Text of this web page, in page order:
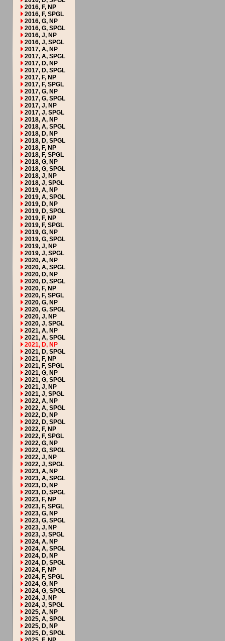
2016, F, NP
2016, F, SPGL
2016, G, NP
2016, G, SPGL
2016, J, NP
2016, J, SPGL
2017, A, NP
2017, A, SPGL
2017, D, NP
2017, D, SPGL
2017, F, NP
2017, F, SPGL
2017, G, NP
2017, G, SPGL
2017, J, NP
2017, J, SPGL
2018, A, NP
2018, A, SPGL
2018, D, NP
2018, D, SPGL
2018, F, NP
2018, F, SPGL
2018, G, NP
2018, G, SPGL
2018, J, NP
2018, J, SPGL
2019, A, NP
2019, A, SPGL
2019, D, NP
2019, D, SPGL
2019, F, NP
2019, F, SPGL
2019, G, NP
2019, G, SPGL
2019, J, NP
2019, J, SPGL
2020, A, NP
2020, A, SPGL
2020, D, NP
2020, D, SPGL
2020, F, NP
2020, F, SPGL
2020, G, NP
2020, G, SPGL
2020, J, NP
2020, J, SPGL
2021, A, NP
2021, A, SPGL
2021, D, NP
2021, D, SPGL
2021, F, NP
2021, F, SPGL
2021, G, NP
2021, G, SPGL
2021, J, NP
2021, J, SPGL
2022, A, NP
2022, A, SPGL
2022, D, NP
2022, D, SPGL
2022, F, NP
2022, F, SPGL
2022, G, NP
2022, G, SPGL
2022, J, NP
2022, J, SPGL
2023, A, NP
2023, A, SPGL
2023, D, NP
2023, D, SPGL
2023, F, NP
2023, F, SPGL
2023, G, NP
2023, G, SPGL
2023, J, NP
2023, J, SPGL
2024, A, NP
2024, A, SPGL
2024, D, NP
2024, D, SPGL
2024, F, NP
2024, F, SPGL
2024, G, NP
2024, G, SPGL
2024, J, NP
2024, J, SPGL
2025, A, NP
2025, A, SPGL
2025, D, NP
2025, D, SPGL